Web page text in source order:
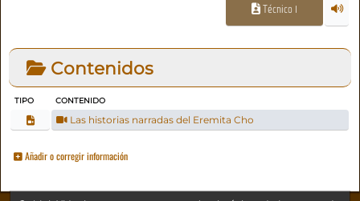
Técnico 1
Contenidos
TIPO CONTENIDO
Las historias narradas del Eremita Cho
Añadir o corregir información